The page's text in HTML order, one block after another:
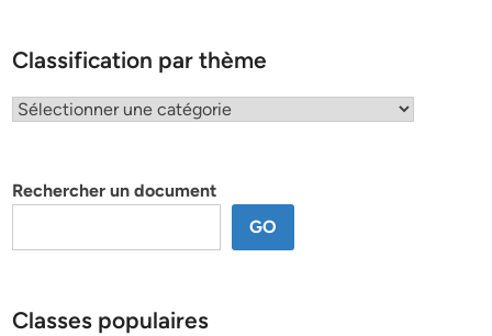
Classification par thème
Classification
Rechercher un document
GO
Classes populaires